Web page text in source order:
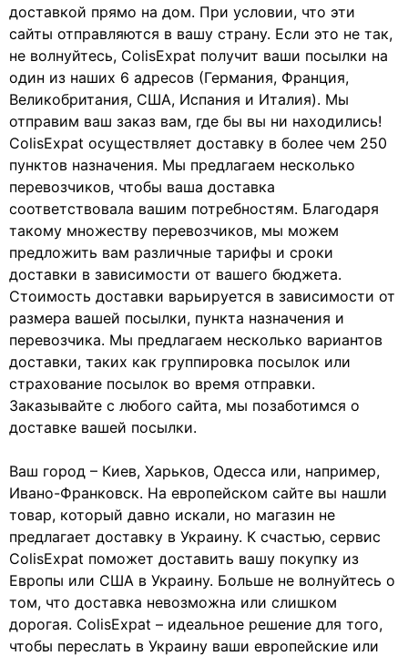
доставкой прямо на дом. При условии, что эти
сайты отправляются в вашу страну. Если это не так,
не волнуйтесь, ColisExpat получит ваши посылки на
один из наших 6 адресов (Германия, Франция,
Великобритания, США, Испания и Италия). Мы
отправим ваш заказ вам, где бы вы ни находились!
ColisExpat осуществляет доставку в более чем 250
пунктов назначения. Мы предлагаем несколько
перевозчиков, чтобы ваша доставка
соответствовала вашим потребностям. Благодаря
такому множеству перевозчиков, мы можем
предложить вам различные тарифы и сроки
доставки в зависимости от вашего бюджета.
Стоимость доставки варьируется в зависимости от
размера вашей посылки, пункта назначения и
перевозчика. Мы предлагаем несколько вариантов
доставки, таких как группировка посылок или
страхование посылок во время отправки.
Заказывайте с любого сайта, мы позаботимся о
доставке вашей посылки.
Ваш город – Киев, Харьков, Одесса или, например,
Ивано-Франковск. На европейском сайте вы нашли
товар, который давно искали, но магазин не
предлагает доставку в Украину. К счастью, сервис
ColisExpat поможет доставить вашу покупку из
Европы или США в Украину. Больше не волнуйтесь о
том, что доставка невозможна или слишком
дорогая. ColisExpat – идеальное решение для того,
чтобы переслать в Украину ваши европейские или